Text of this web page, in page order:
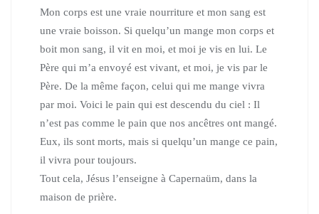
Mon corps est une vraie nourriture et mon sang est
une vraie boisson. Si quelqu’un mange mon corps et
boit mon sang, il vit en moi, et moi je vis en lui. Le
Père qui m’a envoyé est vivant, et moi, je vis par le
Père. De la même façon, celui qui me mange vivra
par moi. Voici le pain qui est descendu du ciel : Il
n’est pas comme le pain que nos ancêtres ont mangé.
Eux, ils sont morts, mais si quelqu’un mange ce pain,
il vivra pour toujours.
Tout cela, Jésus l’enseigne à Capernaüm, dans la
maison de prière.